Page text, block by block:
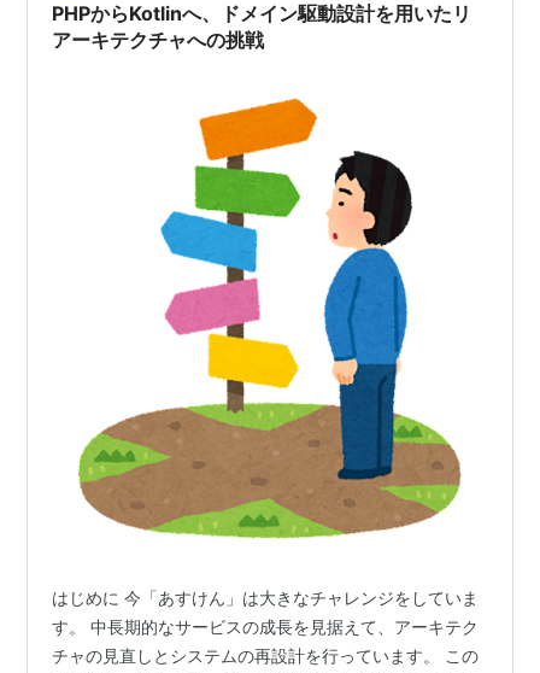
PHPからKotlinへ、ドメイン駆動設計を用いたリ
アーキテクチャへの挑戦
はじめに 今「あすけん」は大きなチャレンジをしていま
す。 中長期的なサービスの成長を見据えて、アーキテク
チャの見直しとシステムの再設計を行っています。 この